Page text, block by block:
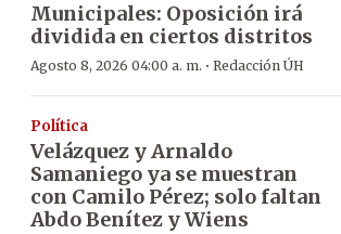
Municipales: Oposición irá
dividida en ciertos distritos
Agosto 8, 2026 04:00 a. m. · Redacción ÚH
Política
Velázquez y Arnaldo
Samaniego ya se muestran
con Camilo Pérez; solo faltan
Abdo Benítez y Wiens